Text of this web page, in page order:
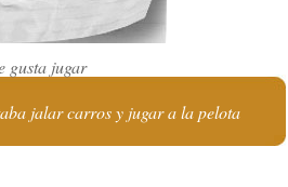
gusta jugar
jalar carros y jugar a la pelota